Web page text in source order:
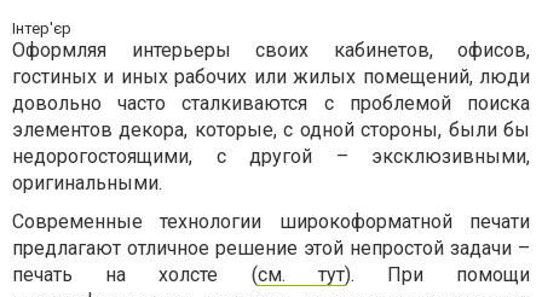
Інтер'єр
Оформляя интерьеры своих кабинетов, офисов,
гостиных и иных рабочих или жилых помещений, люди
довольно часто сталкиваются с проблемой поиска
элементов декора, которые, с одной стороны, были бы
недорогостоящими, с другой – эксклюзивными,
оригинальными.
Современные технологии широкоформатной печати
предлагают отличное решение этой непростой задачи –
печать на холсте (см. тут). При помощи